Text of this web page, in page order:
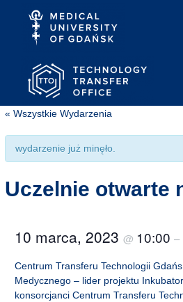
« Wszystkie Wydarzenia
wydarzenie już minęło.
Uczelnie otwarte
10 marca, 2023@ 10:00–
Centrum Transferu Technologii
Medycznego – lider projektu
konsorcjanci Centrum Transferu